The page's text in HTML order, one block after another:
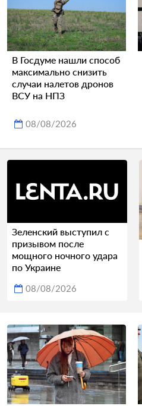
В Госдуме нашли способ
максимально снизить
случаи налетов дронов
ВСУ на НПЗ
08/08/2026
Зеленский выступил с
призывом после
мощного ночного удара
по Украине
08/08/2026